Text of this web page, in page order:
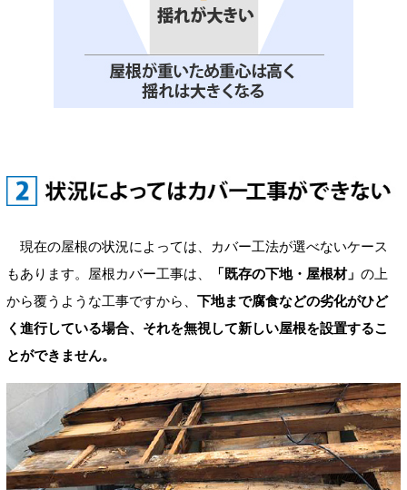
現在の屋根の状況によっては、カバー工法が選べないケース
もあります。屋根カバー工事は、
「既存の下地・屋根材」 の上
から覆うような工事ですから、 下地まで腐食などの劣化がひど
く進行している場合、それを無視して新しい屋根を設置するこ
とができません。